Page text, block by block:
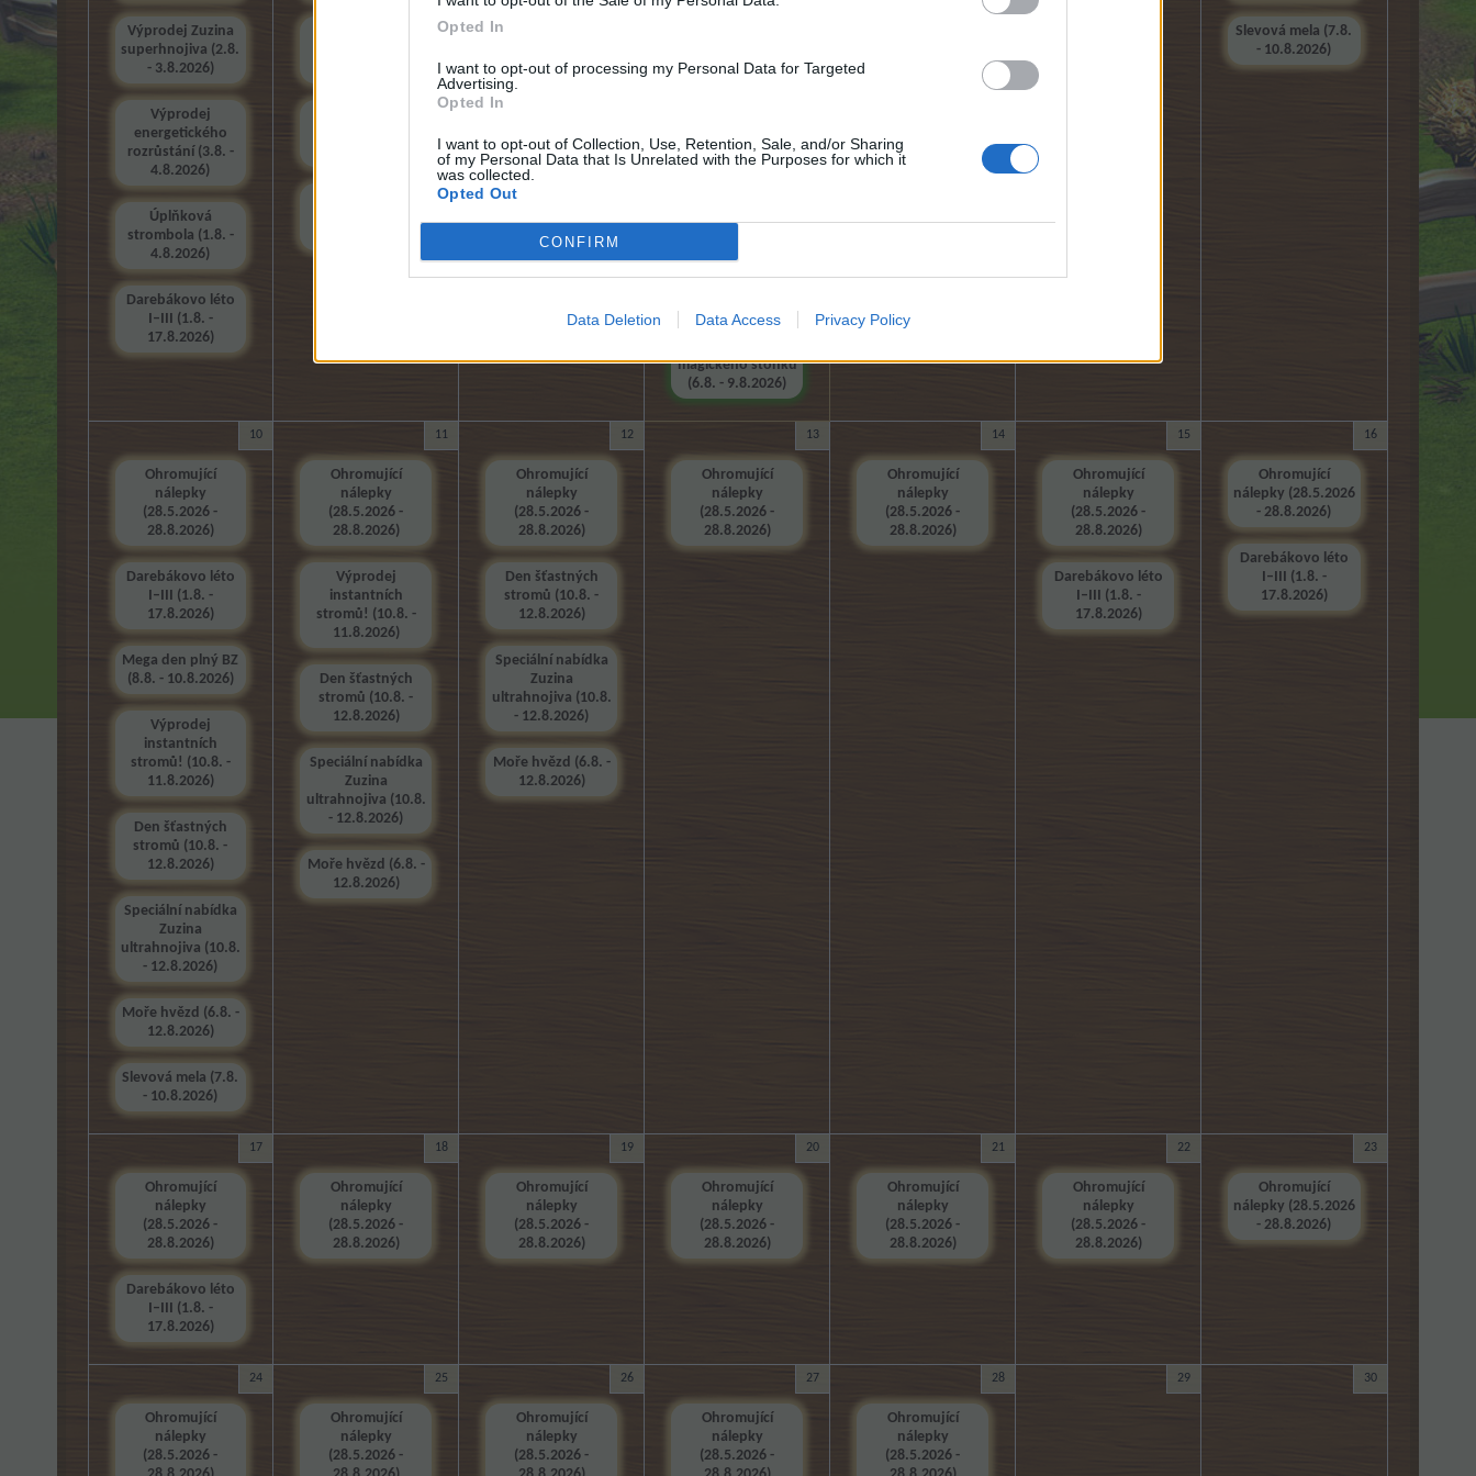
Opted In
I want to opt-out of processing my Personal Data for Targeted
Advertising.
Opted In
I want to opt-out of Collection, Use, Retention, Sale, and/or Sharing
of my Personal Data that Is Unrelated with the Purposes for which it
was collected.
Opted Out
CONFIRM
Data Deletion Data Access Privacy Policy
Výprodej Zuzina
superhnojiva (2.8.
- 3.8.2026)
Výprodej
energetického
rozrůstání (3.8. -
4.8.2026)
Úplňková
strombola (1.8. -
4.8.2026)
Darebákovo léto
I–III (1.8. -
17.8.2026)
Mega balíček
Superkrmivo -
Moře hvězd (6.8. -
Aktualizace -
magického stonku
(6.8.2026)
Předplatné
magického stonku
(6.8. - 9.8.2026)
Slevová mela (7.8.
- 10.8.2026)
10
Ohromující
nálepky
(28.5.2026 -
28.8.2026)
Darebákovo léto
I–III (1.8. -
17.8.2026)
Mega den plný BZ
(8.8. - 10.8.2026)
Výprodej
instantních
stromů! (10.8. -
11.8.2026)
Den šťastných
stromů (10.8. -
12.8.2026)
Speciální nabídka
Zuzina
ultrahnojiva (10.8.
- 12.8.2026)
Moře hvězd (6.8. -
12.8.2026)
Slevová mela (7.8.
- 10.8.2026)
11
Ohromující
nálepky
(28.5.2026 -
28.8.2026)
Výprodej
instantních
stromů! (10.8. -
11.8.2026)
Den šťastných
stromů (10.8. -
12.8.2026)
Speciální nabídka
Zuzina
ultrahnojiva (10.8.
- 12.8.2026)
Moře hvězd (6.8. -
12.8.2026)
12
Ohromující
nálepky
(28.5.2026 -
28.8.2026)
Den šťastných
stromů (10.8. -
12.8.2026)
Speciální nabídka
Zuzina
ultrahnojiva (10.8.
- 12.8.2026)
Moře hvězd (6.8. -
12.8.2026)
13
Ohromující
nálepky
(28.5.2026 -
28.8.2026)
14
Ohromující
nálepky
(28.5.2026 -
28.8.2026)
15
Ohromující
nálepky
(28.5.2026 -
28.8.2026)
Darebákovo léto
I–III (1.8. -
17.8.2026)
16
Ohromující
nálepky (28.5.2026
- 28.8.2026)
Darebákovo léto
I–III (1.8. -
17.8.2026)
17
Ohromující
nálepky
(28.5.2026 -
28.8.2026)
Darebákovo léto
I–III (1.8. -
17.8.2026)
18
Ohromující
nálepky
(28.5.2026 -
28.8.2026)
19
Ohromující
nálepky
(28.5.2026 -
28.8.2026)
20
Ohromující
nálepky
(28.5.2026 -
28.8.2026)
21
Ohromující
nálepky
(28.5.2026 -
28.8.2026)
22
Ohromující
nálepky
(28.5.2026 -
28.8.2026)
23
Ohromující
nálepky (28.5.2026
- 28.8.2026)
24
Ohromující
nálepky
(28.5.2026 -
25
Ohromující
nálepky
(28.5.2026 -
26
Ohromující
nálepky
(28.5.2026 -
27
Ohromující
nálepky
(28.5.2026 -
28
Ohromující
nálepky
(28.5.2026 -
29 30